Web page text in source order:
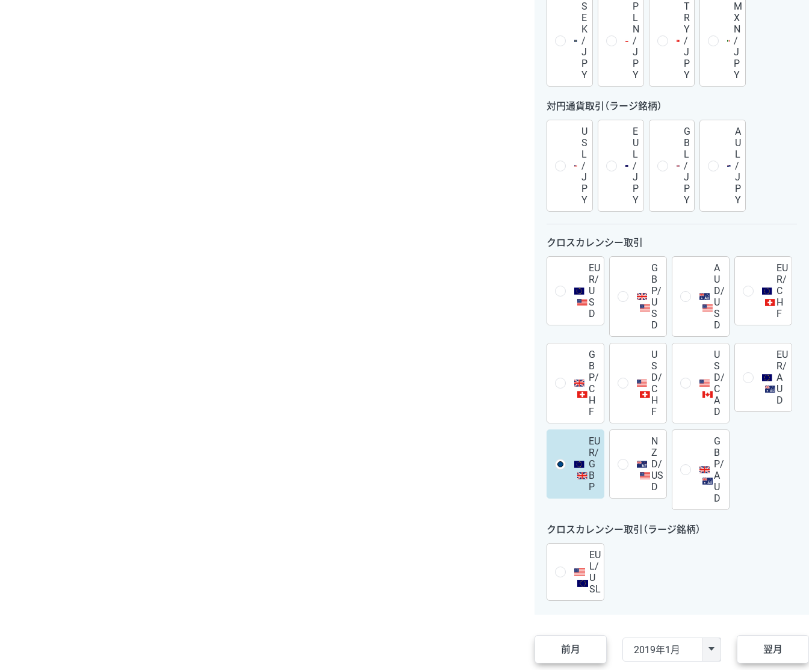
S
E
K
/
J
P
Y
P
L
N
/
J
P
Y
T
R
Y
/
J
P
Y
M
X
N
/
J
P
Y
対円通貨取引（ラージ銘柄）
U
S
L
/
J
P
Y
E
U
L
/
J
P
Y
G
B
L
/
J
P
Y
A
U
L
/
J
P
Y
クロスカレンシー取引
EU
R/
U
S
D
G
B
P/
U
S
D
A
U
D/
U
S
D
EU
R/
C
H
F
G
B
P/
C
H
F
U
S
D/
C
H
F
U
S
D/
C
A
D
EU
R/
A
U
D
EU
R/
G
B
P
N
Z
D/
US
D
G
B
P/
A
U
D
クロスカレンシー取引（ラージ銘柄）
EU
L/
U
SL
前月 翌月